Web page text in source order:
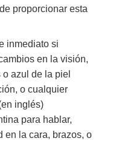
proporcionar esta
inmediato si
en la visión,
azul de la piel
o cualquier
inglés)
para hablar,
en la cara, brazos, o